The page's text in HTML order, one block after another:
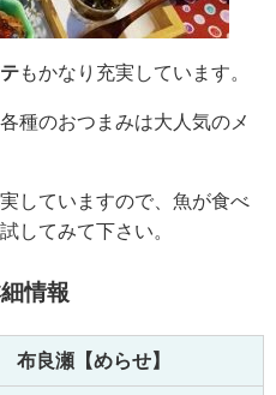
もかなり充実しています。
種のおつまみは大人気のメ
していますので、魚が食べ
してみて下さい。
情報
布良瀬【めらせ】